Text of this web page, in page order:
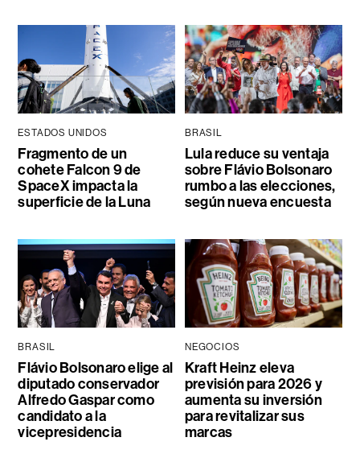
ESTADOS UNIDOS
Fragmento de un
cohete Falcon 9 de
SpaceX impacta la
superficie de la Luna
BRASIL
Lula reduce su ventaja
sobre Flávio Bolsonaro
rumbo a las elecciones,
según nueva encuesta
BRASIL
Flávio Bolsonaro elige al
diputado conservador
Alfredo Gaspar como
candidato a la
vicepresidencia
NEGOCIOS
Kraft Heinz eleva
previsión para 2026 y
aumenta su inversión
para revitalizar sus
marcas